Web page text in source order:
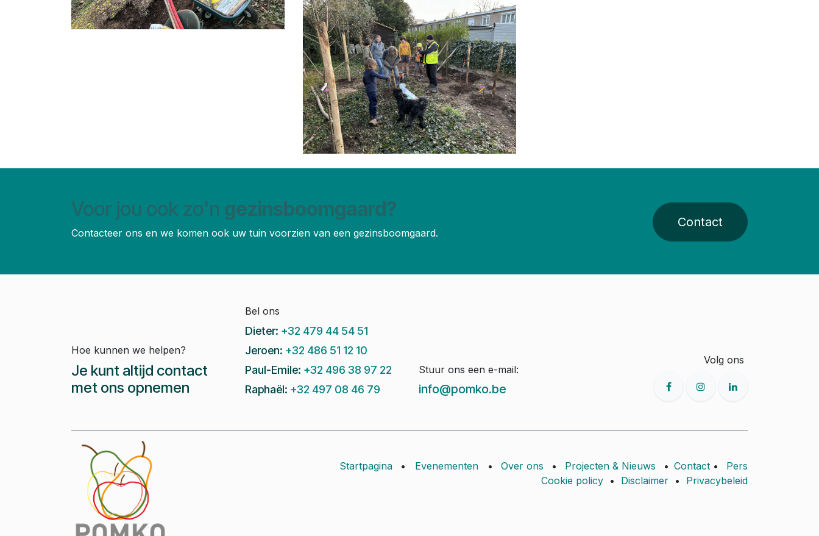
Voor jou ook zo'n gezinsboomgaard?
Contacteer ons en we komen ook uw tuin voorzien van een gezinsboomgaard.
Contact
Hoe kunnen we helpen?
Je kunt altijd contact
met ons opnemen
Bel ons
Dieter: +32 479 44 54 51
Jeroen: +32 486 51 12 10
Paul-Emile: +32 496 38 97 22
Raphaël: +32 497 08 46 79
Stuur ons een e-mail:
info@pomko.be
Volg ons
Startpagina • Evenementen • Over ons • Projecten & Nieuws • Contact •
Pers
Cookie policy • Disclaimer • Privacybeleid